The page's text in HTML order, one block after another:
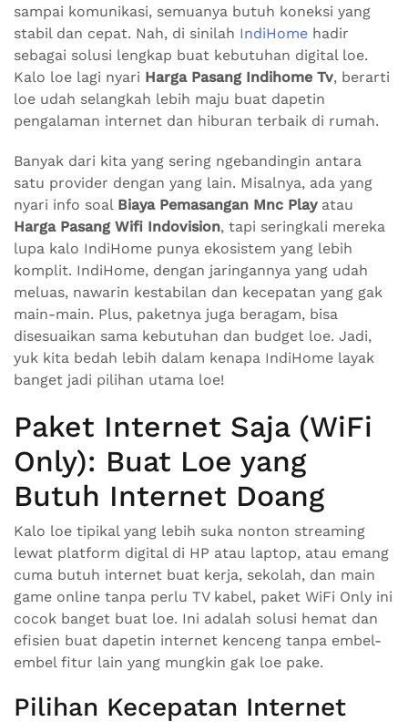
sampai komunikasi, semuanya butuh koneksi yang
stabil dan cepat. Nah, di sinilah IndiHome hadir
sebagai solusi lengkap buat kebutuhan digital loe.
Kalo loe lagi nyari Harga Pasang Indihome Tv, berarti
loe udah selangkah lebih maju buat dapetin
pengalaman internet dan hiburan terbaik di rumah.
Banyak dari kita yang sering ngebandingin antara
satu provider dengan yang lain. Misalnya, ada yang
nyari info soal Biaya Pemasangan Mnc Playatau
Harga Pasang Wifi Indovision, tapi seringkali mereka
lupa kalo IndiHome punya ekosistem yang lebih
komplit. IndiHome, dengan jaringannya yang udah
meluas, nawarin kestabilan dan kecepatan yang gak
main-main. Plus, paketnya juga beragam, bisa
disesuaikan sama kebutuhan dan budget loe. Jadi,
yuk kita bedah lebih dalam kenapa IndiHome layak
banget jadi pilihan utama loe!
Paket Internet Saja (WiFi
Only): Buat Loe yang
Butuh Internet Doang
Kalo loe tipikal yang lebih suka nonton streaming
lewat platform digital di HP atau laptop, atau emang
cuma butuh internet buat kerja, sekolah, dan main
game online tanpa perlu TV kabel, paket WiFi Only ini
cocok banget buat loe. Ini adalah solusi hemat dan
efisien buat dapetin internet kenceng tanpa embel-
embel fitur lain yang mungkin gak loe pake.
Pilihan Kecepatan Internet